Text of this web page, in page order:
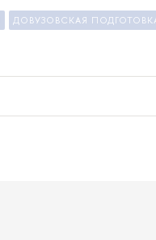
ДОВУЗОВСКАЯ